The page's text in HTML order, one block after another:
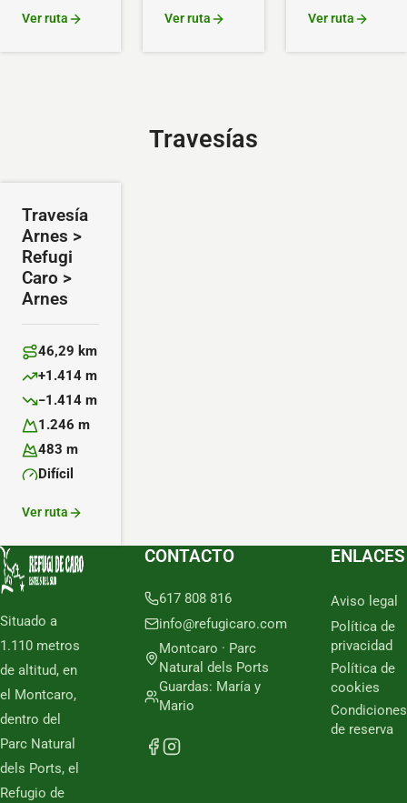
Ver ruta Ver ruta Ver ruta
Travesías
Travesía
Arnes >
Refugi
Caro >
Arnes
Distancia:
46,29 km
Desnivel positivo:
+1.414 m
Desnivel negativo:
−1.414 m
Altitud máxima:
1.246 m
Altitud mínima:
483 m
Dificultad:
Difícil
Ver ruta
Situado a
1.110 metros
de altitud, en
el Montcaro,
dentro del
Parc Natural
dels Ports, el
Refugio de
CONTACTO
617 808 816
info@refugicaro.com
Montcaro · Parc
Natural dels Ports
Guardas: María y
Mario
ENLACES
Aviso legal
Política de
privacidad
Política de
cookies
Condiciones
de reserva